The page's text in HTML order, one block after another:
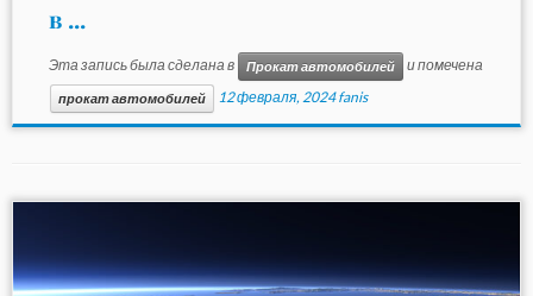
в ...
Эта запись была сделана в Прокат автомобилей и помечена
прокат автомобилей 12 февраля, 2024 fanis